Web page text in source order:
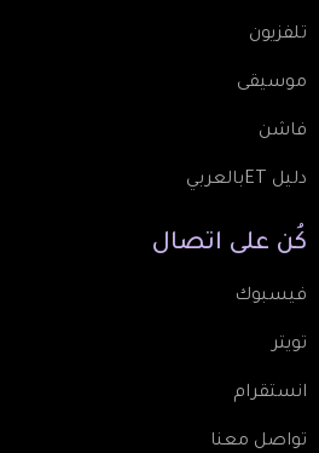
تلفزيون
موسيقى
فاشن
دليل ETبالعربي
كُن على اتصال
فيسبوك
تويتر
انستقرام
تواصل معنا